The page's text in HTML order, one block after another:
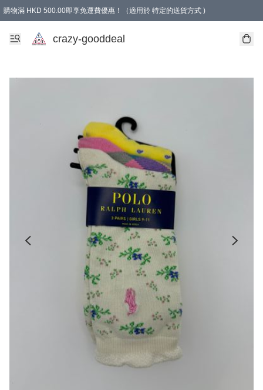
購物滿 HKD 500.00即享免運費優惠！（適用於 特定的送貨方式 )
成為會員可享免費禮品
crazy-gooddeal